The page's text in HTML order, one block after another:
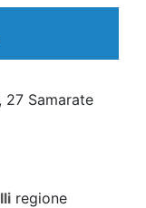
27 Samarate
regione